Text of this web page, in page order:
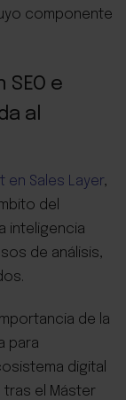
componente
e
al
en Sales Layer,
del
inteligencia
de análisis,
de la
para
digital
tras el Máster